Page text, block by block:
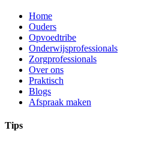
Home
Ouders
Opvoedtribe
Onderwijsprofessionals
Zorgprofessionals
Over ons
Praktisch
Blogs
Afspraak maken
Tips